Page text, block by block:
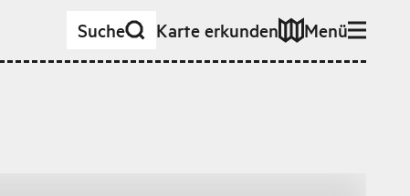
Suche Karte erkunden Menü